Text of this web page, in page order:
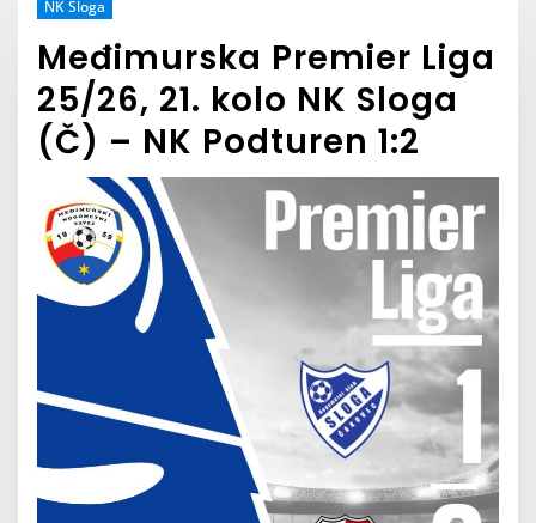
NK Sloga
Međimurska Premier Liga
25/26, 21. kolo NK Sloga
(Č) – NK Podturen 1:2